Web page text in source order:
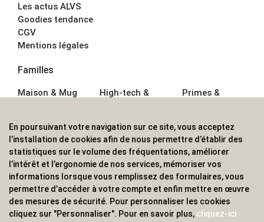
Les actus ALVS
Goodies tendance
CGV
Mentions légales
Familles
Maison & Mug
Écriture
Bagagerie sacs
High-tech &
Sport &
Outdoor
Enfant
Primes &
Boisson
Textile &
Casquette
Accessoires de
bureau
ALVS, fournisseur d'objets publicitaires, pour les
professionnels. Une implantation nationale, une
En poursuivant votre navigation sur ce site, vous acceptez
l’installation de cookies afin de nous permettre d’établir des
statistiques sur le volume des fréquentations, améliorer
l’intérêt et l’ergonomie de nos services, mémoriser vos
informations lorsque vous remplissez des formulaires, vous
permettre d’accéder à votre compte et enfin mettre en œuvre
des mesures de sécurité. Pour personnaliser les cookies
cliquez sur "Personnaliser". Pour en savoir plus, cliquez-ici